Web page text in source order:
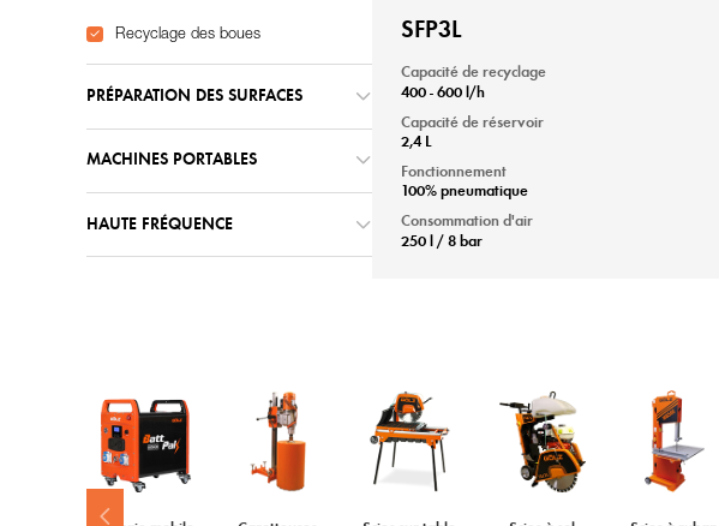
Recyclage des boues
PRÉPARATION DES SURFACES
MACHINES PORTABLES
HAUTE FRÉQUENCE
SFP3L
Capacité de recyclage
400 - 600 l/h
Capacité de réservoir
2,4 L
Fonctionnement
100% pneumatique
Consommation d'air
250 l / 8 bar